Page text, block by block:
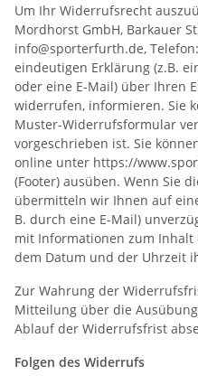
Um Ihr Widerrufsrecht
Mordhorst GmbH, Barkauer
info@sporterfurth.de,
eindeutigen Erklärung (z.B.
oder eine E-Mail) über Ihren
widerrufen, informieren. Sie
Muster-Widerrufsformular
vorgeschrieben ist. Sie
online unter https://
(Footer) ausüben. Wenn Sie
übermitteln wir Ihnen auf
B. durch eine E-Mail)
mit Informationen zum
dem Datum und der Uhrzeit
Zur Wahrung der
Mitteilung über die
Ablauf der Widerrufsfrist
Folgen des Widerrufs